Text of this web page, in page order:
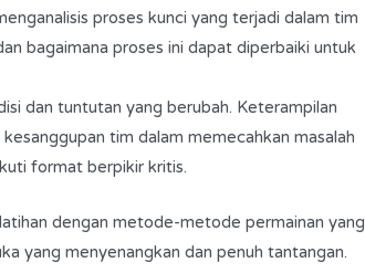
proses kunci yang terjadi dalam tim
bagaimana proses ini dapat diperbaiki untuk
dan tuntutan yang berubah. Keterampilan
tim dalam memecahkan masalah
format berpikir kritis.
dengan metode-metode permainan yang
yang menyenangkan dan penuh tantangan.